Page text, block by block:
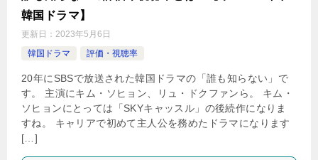
韓国ドラマ】
更新日： 2023年5月6日
韓国ドラマ
評価・視聴率
20年にSBSで放送された韓国ドラマの「誰も知らない」で
す。 主演にキム・ソヒョン、リュ・ドクファンら。 キム・
ソヒョンにとっては「SKYキャッスル」の後続作になりま
すね。 キャリアで初めて主人公を務めたドラマになります
[…]